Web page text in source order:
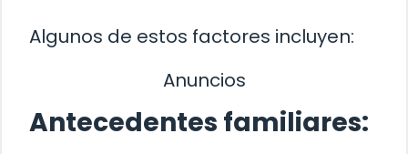
Algunos de estos factores incluyen:
Anuncios
Antecedentes familiares: